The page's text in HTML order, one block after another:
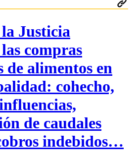
Justicia
compras
de alimentos en
cohecho,
de caudales
indebidos…